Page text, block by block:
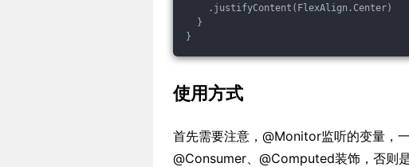
.justifyContent(FlexAlign.Center)
}
}
使用方式
首先需要注意，@Monitor监听的变量，
@Consumer、@Computed装饰，否则